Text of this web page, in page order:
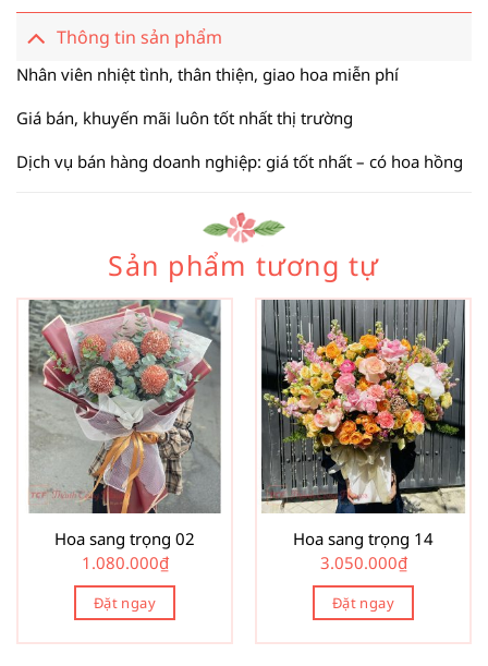
Thông tin sản phẩm
Nhân viên nhiệt tình, thân thiện, giao hoa miễn phí
Giá bán, khuyến mãi luôn tốt nhất thị trường
Dịch vụ bán hàng doanh nghiệp: giá tốt nhất – có hoa hồng
Sản phẩm tương tự
Hoa sang trọng 02
1.080.000₫
Đặt ngay
Hoa sang trọng 14
3.050.000₫
Đặt ngay